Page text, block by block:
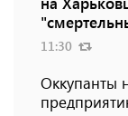
11:30
Оккупанты